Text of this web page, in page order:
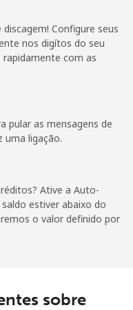
8 min por ⁦$5⁩ ⁦22c⁩
63 min por ⁦$5⁩ -
Configure seus
nos digítos do seu
com as
pular as mensagens de
uma ligação.
Ative a Auto-
estiver abaixo do
o valor definido por
sobre